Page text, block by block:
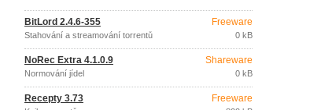
BitLord 2.4.6-355
Stahování a streamování torrentů
Freeware
0 kB
NoRec Extra 4.1.0.9
Normování jídel
Shareware
0 kB
Recepty 3.73 Freeware